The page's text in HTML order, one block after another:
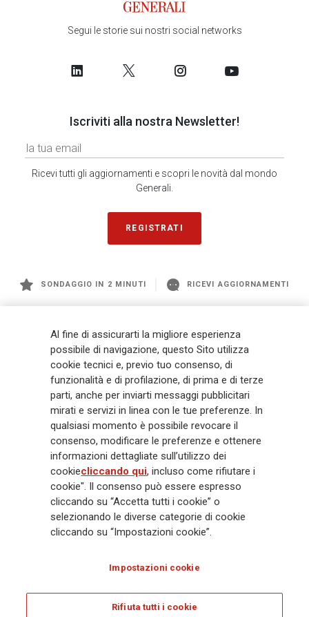
Segui le storie sui nostri social networks
Iscriviti alla nostra Newsletter!
Ricevi tutti gli aggiornamenti e scopri le novità dal mondo
Generali.
REGISTRATI
SONDAGGIO IN 2 MINUTI RICEVI AGGIORNAMENTI
management a livello globale, con premi complessivi pari a € 98,1
miliardi e € 900 miliardi di AUM nel 2025. Fondato nel 1831, con oltre 88
mila dipendenti e 163 mila agenti che servono 75 milioni di clienti, il
Gruppo ha una posizione di leadership in Europa e una presenza
crescente in Asia e America. Al centro della strategia di Generali c'è il suo
impegno Lifetime Partner verso i clienti, realizzato attraverso soluzioni
innovative e personalizzate, un'esperienza cliente di prima classe e le sue
capacità di distribuzione globale digitalizzata. Il Gruppo ha
completamente integrato la sostenibilità in tutte le scelte strategiche, con
l'obiettivo di creare valore per tutti gli stakeholder mentre costruisce una
società più equa e resiliente.
Legal Info Cookie Policy Privacy & GDPR
Al fine di assicurarti la migliore esperienza
possibile di navigazione, questo Sito utilizza
cookie tecnici e, previo tuo consenso, di
funzionalità e di profilazione, di prima e di terze
parti, anche per inviarti messaggi pubblicitari
mirati e servizi in linea con le tue preferenze. In
qualsiasi momento è possibile revocare il
consenso, modificare le preferenze e ottenere
informazioni dettagliate sull’utilizzo dei
cookiecliccando qui, incluso come rifiutare i
cookie". Il consenso può essere espresso
cliccando su “Accetta tutti i cookie” o
selezionando le diverse categorie di cookie
cliccando su “Impostazioni cookie”.
Impostazioni cookie
Rifiuta tutti i cookie